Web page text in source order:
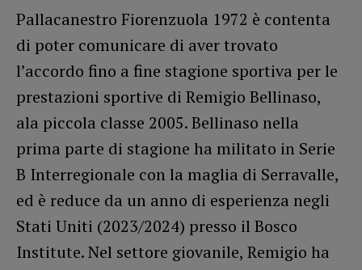
Pallacanestro Fiorenzuola 1972 è contenta
di poter comunicare di aver trovato
l’accordo fino a fine stagione sportiva per le
prestazioni sportive di Remigio Bellinaso,
ala piccola classe 2005. Bellinaso nella
prima parte di stagione ha militato in Serie
B Interregionale con la maglia di Serravalle,
ed è reduce da un anno di esperienza negli
Stati Uniti (2023/2024) presso il Bosco
Institute. Nel settore giovanile, Remigio ha